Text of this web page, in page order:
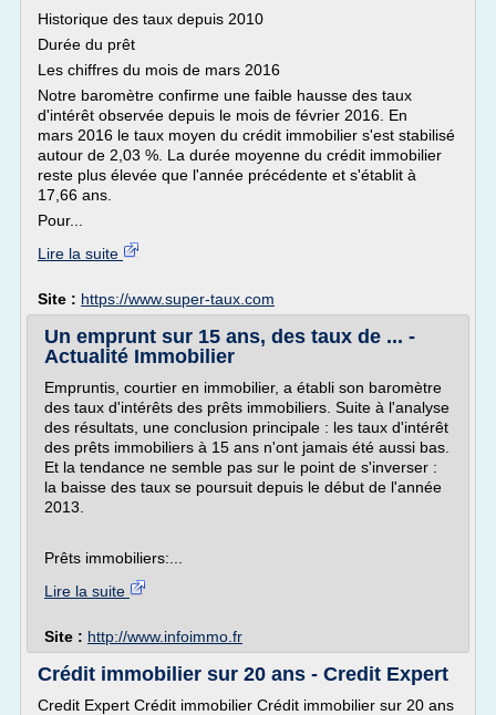
Historique des taux depuis 2010
Durée du prêt
Les chiffres du mois de mars 2016
Notre baromètre confirme une faible hausse des taux
d'intérêt observée depuis le mois de février 2016. En
mars 2016 le taux moyen du crédit immobilier s'est stabilisé
autour de 2,03 %. La durée moyenne du crédit immobilier
reste plus élevée que l'année précédente et s'établit à
17,66 ans.
Pour...
Lire la suite
Site : https://www.super-taux.com
Un emprunt sur 15 ans, des taux de ... -
Actualité Immobilier
Empruntis, courtier en immobilier, a établi son baromètre
des taux d'intérêts des prêts immobiliers. Suite à l'analyse
des résultats, une conclusion principale : les taux d'intérêt
des prêts immobiliers à 15 ans n'ont jamais été aussi bas.
Et la tendance ne semble pas sur le point de s'inverser :
la baisse des taux se poursuit depuis le début de l'année
2013.
Prêts immobiliers:...
Lire la suite
Site : http://www.infoimmo.fr
Crédit immobilier sur 20 ans - Credit Expert
Credit Expert Crédit immobilier Crédit immobilier sur 20 ans